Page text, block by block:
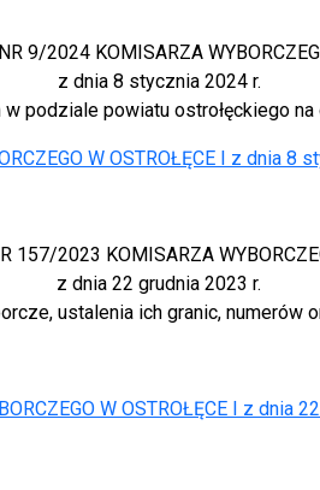
9/2024 KOMISARZA
z dnia 8 stycznia 2024 r.
podziale powiatu ostrołęckiego
W OSTROŁĘCE I z dnia 8
157/2023 KOMISARZA
z dnia 22 grudnia 2023 r.
ustalenia ich granic, numerów
W OSTROŁĘCE I z dnia